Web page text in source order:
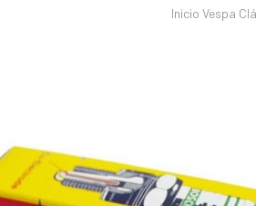
Inicio Vespa